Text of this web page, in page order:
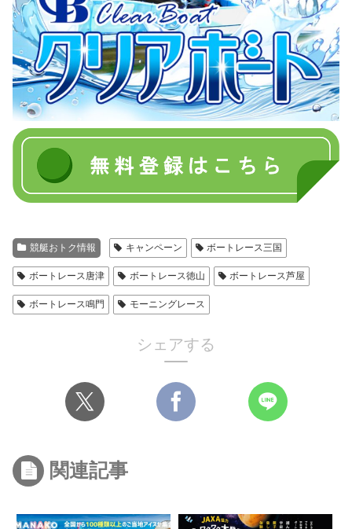
競艇おトク情報 キャンペーン ボートレース三国
ボートレース唐津 ボートレース徳山 ボートレース芦屋
ボートレース鳴門 モーニングレース
シェアする
関連記事